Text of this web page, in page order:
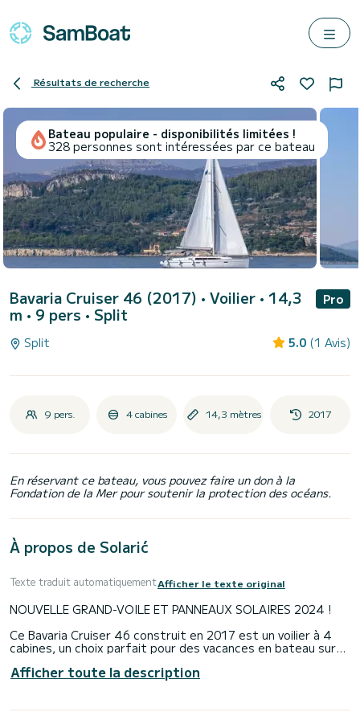
Résultats de recherche
Bateau populaire - disponibilités limitées !
328 personnes sont intéressées par ce bateau
Bavaria Cruiser 46 (2017) • Voilier • 14,3
m • 9 pers • Split
Pro
Split 5.0 (1 Avis)
9 pers. 4 cabines 14,3 mètres 2017
En réservant ce bateau, vous pouvez faire un don à la
Fondation de la Mer pour soutenir la protection des océans.
À propos de Solarić
Texte traduit automatiquementAfficher le texte original
NOUVELLE GRAND-VOILE ET PANNEAUX SOLAIRES 2024 !
Ce Bavaria Cruiser 46 construit en 2017 est un voilier à 4
cabines, un choix parfait pour des vacances en bateau sur
confortablement jusqu'à 9 personnes. Il dispose d'une
cuisine entièrement équipée reliée au salon confortable et
Afficher toute la description